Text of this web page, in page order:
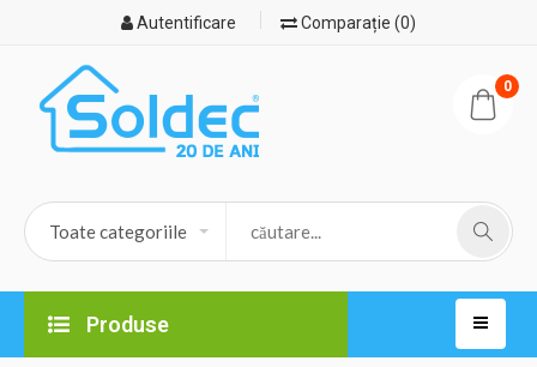
Autentificare Comparație (0)
0
Produse